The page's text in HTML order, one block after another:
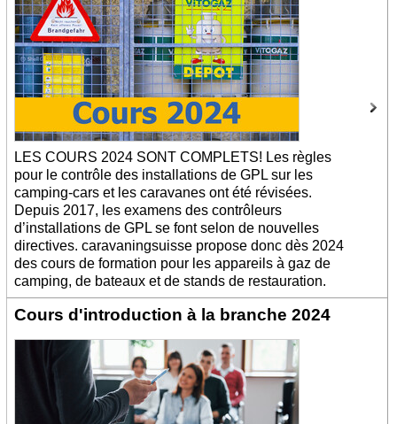
LES COURS 2024 SONT COMPLETS! Les règles
pour le contrôle des installations de GPL sur les
camping-cars et les caravanes ont été révisées.
Depuis 2017, les examens des contrôleurs
d’installations de GPL se font selon de nouvelles
directives. caravaningsuisse propose donc dès 2024
des cours de formation pour les appareils à gaz de
camping, de bateaux et de stands de restauration.
Cours d'introduction à la branche 2024